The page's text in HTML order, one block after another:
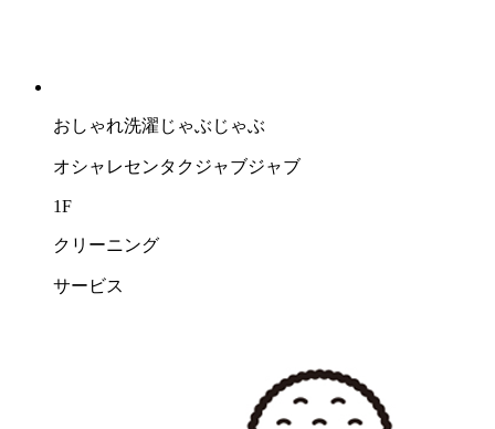
おしゃれ洗濯じゃぶじゃぶ
オシャレセンタクジャブジャブ
1F
クリーニング
サービス